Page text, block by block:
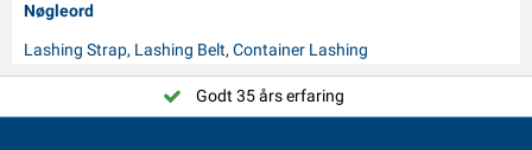
Nøgleord
Lashing Strap, Lashing Belt, Container Lashing
Godt 35 års erfaring